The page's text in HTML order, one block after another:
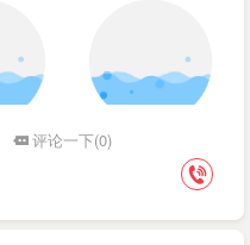
评论一下(0)